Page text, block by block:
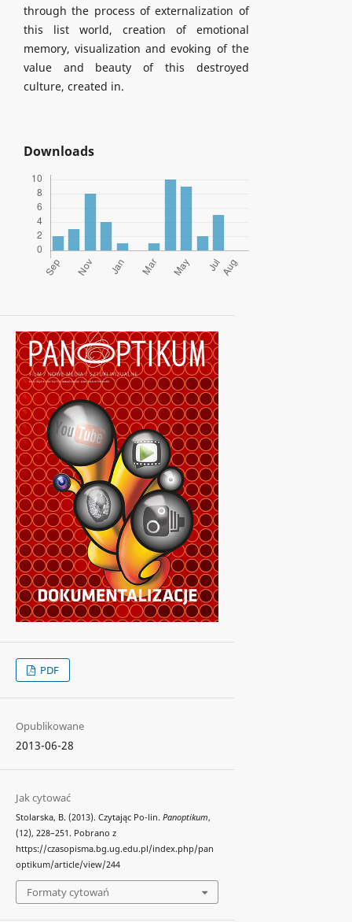
through the process of externalization of
this list world, creation of emotional
memory, visualization and evoking of the
value and beauty of this destroyed
culture, created in.
Downloads
PDF
Opublikowane
2013-06-28
Jak cytować
Stolarska, B. (2013). Czytając Po-lin. Panoptikum,
(12), 228–251. Pobrano z
https://czasopisma.bg.ug.edu.pl/index.php/pan
optikum/article/view/244
Formaty cytowań